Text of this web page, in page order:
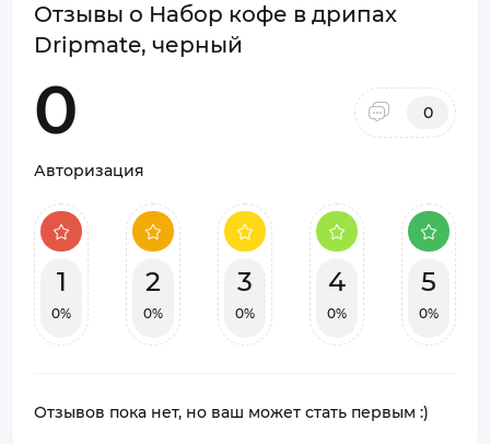
Отзывы о Набор кофе в дрипах
Dripmate, черный
0 0
Авторизация
1
0%
2
0%
3
0%
4
0%
5
0%
Отзывов пока нет, но ваш может стать первым :)